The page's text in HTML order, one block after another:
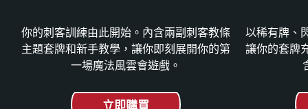
你的刺客訓練由此開始。內含兩副刺客教條
主題套牌和新手教學，讓你即刻展開你的第
一場魔法風雲會遊戲。
立即購買
以稀有牌、
讓你的套牌